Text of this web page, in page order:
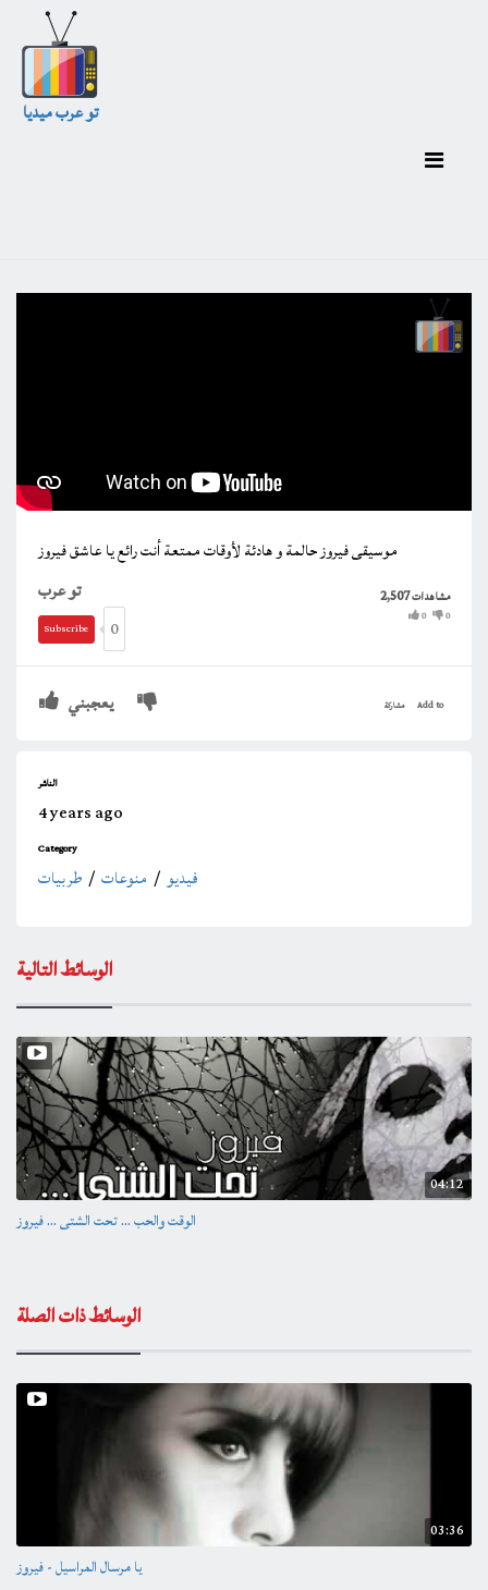
تو عرب ميديا
موسيقى فيروز حالمة و هادئة لأوقات ممتعة أنت رائع يا عاشق فيروز
تو عرب
Subscribe 0
2,507مشاهدات
0 0
يعجبني Add to مشاركة
الناشر
4 years ago
Category
فيديو/ منوعات / طربيات
الوسائط التالية
04:12
الوقت والحب ... تحت الشتى ... فيروز
الوسائط ذات الصلة
03:36
يا مرسال المراسيل - فيروز